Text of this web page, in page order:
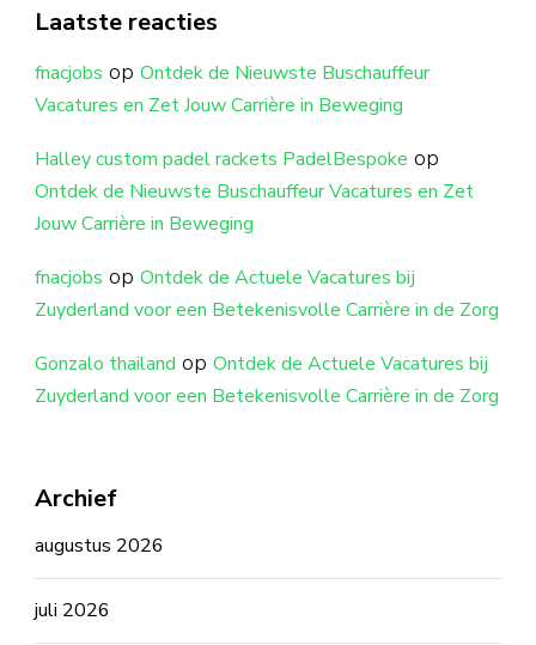
Laatste reacties
fnacjobs op Ontdek de Nieuwste Buschauffeur
Vacatures en Zet Jouw Carrière in Beweging
Halley custom padel rackets PadelBespoke op
Ontdek de Nieuwste Buschauffeur Vacatures en Zet
Jouw Carrière in Beweging
fnacjobs op Ontdek de Actuele Vacatures bij
Zuyderland voor een Betekenisvolle Carrière in de Zorg
Gonzalo thailand op Ontdek de Actuele Vacatures bij
Zuyderland voor een Betekenisvolle Carrière in de Zorg
Archief
augustus 2026
juli 2026